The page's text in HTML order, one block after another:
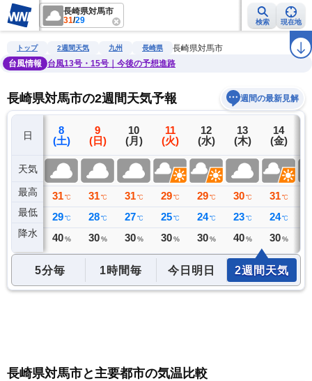
長崎県対馬市
31/29 検索 現在地
雨雲レーダー 台風情報 地震情報 警報・注意報 ラ
トップ 2週間天気 九州 長崎県
長崎県対馬市
台風情報
台風13号・15号｜今後の予想進路
長崎県対馬市の2週間天気予報 週間の最新見解
日
天気
最高
最低
降水
7
(金)
33 ℃
29 ℃
0 ミリ
8
(土)
31 ℃
29 ℃
40 %
9
(日)
31 ℃
28 ℃
30 %
10
(月)
31 ℃
27 ℃
30 %
11
(火)
29 ℃
25 ℃
30 %
12
(水)
29 ℃
24 ℃
30 %
13
(木)
30 ℃
23 ℃
40 %
14
(金)
31 ℃
24 ℃
30 %
5分毎 1時間毎 今日明日 2週間天気
長崎県対馬市と主要都市の気温比較